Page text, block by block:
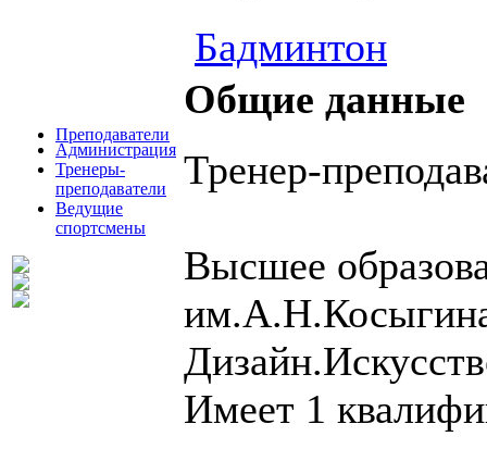
Преподаватели
Администрация
Тренеры-
преподаватели
Ведущие
спортсмены
Бадминтон
Общие данные
Тренер-
Высшее
Имеет 1